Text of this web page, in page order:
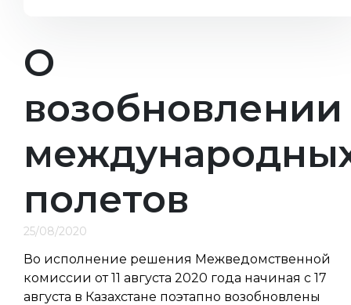
О
возобновлении
полетов
25/08/2020
Во исполнение решения Межведомственной
комиссии от 11 августа 2020 года начиная с 17
августа в Казахстане поэтапно возобновлены